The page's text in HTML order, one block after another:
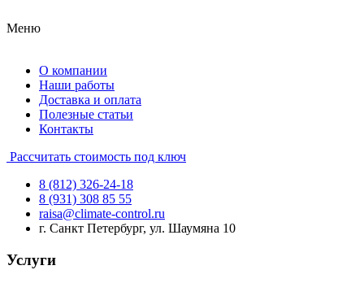
Меню
О компании
Наши работы
Доставка и оплата
Полезные статьи
Контакты
Рассчитать стоимость под ключ
8 (812) 326-24-18
8 (931) 308 85 55
raisa@climate-control.ru
г. Санкт Петербург, ул. Шаумяна 10
Услуги